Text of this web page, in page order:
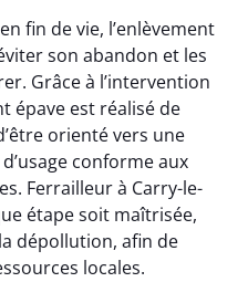
fin de vie, l’enlèvement
son abandon et les
Grâce à l’intervention
épave est réalisé de
orienté vers une
conforme aux
Ferrailleur à Carry-le-
étape soit maîtrisée,
dépollution, afin de
locales.